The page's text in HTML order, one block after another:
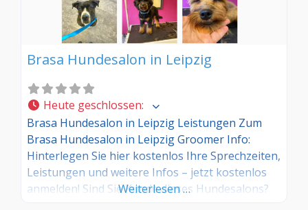
Brasa Hundesalon in Leipzig
Heute geschlossen:
Brasa Hundesalon in Leipzig Leistungen Zum
Brasa Hundesalon in Leipzig Groomer Info:
Hinterlegen Sie hier kostenlos Ihre Sprechzeiten,
Leistungen und weitere Infos – jetzt kostenlos
anmelden! Sind Sie Kunde dieses Hundesalons?
Weiterlesen …